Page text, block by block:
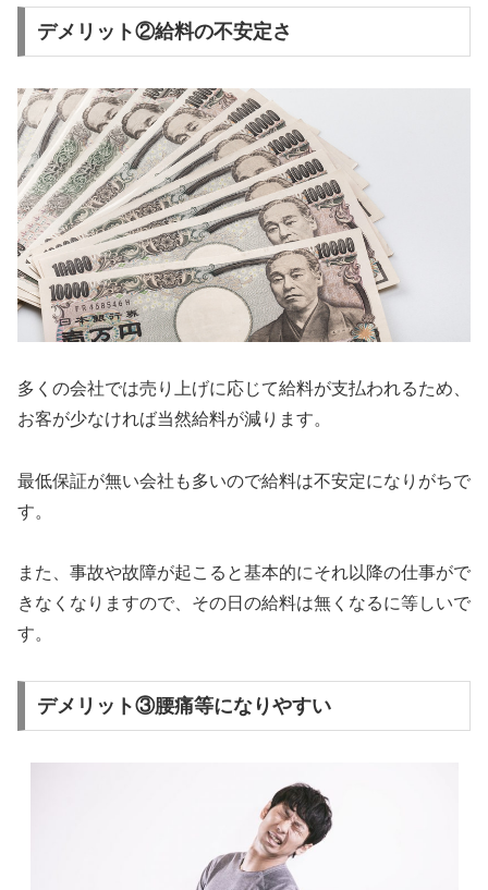
デメリット②給料の不安定さ
多くの会社では売り上げに応じて給料が支払われるため、
お客が少なければ当然給料が減ります。
最低保証が無い会社も多いので給料は不安定になりがちで
す。
また、事故や故障が起こると基本的にそれ以降の仕事がで
きなくなりますので、その日の給料は無くなるに等しいで
す。
デメリット③腰痛等になりやすい